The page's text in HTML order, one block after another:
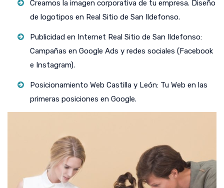
Creamos la imagen corporativa de tu empresa. Diseño
de logotipos en Real Sitio de San Ildefonso.
Publicidad en Internet Real Sitio de San Ildefonso:
Campañas en Google Ads y redes sociales (Facebook
e Instagram).
Posicionamiento Web Castilla y León: Tu Web en las
primeras posiciones en Google.